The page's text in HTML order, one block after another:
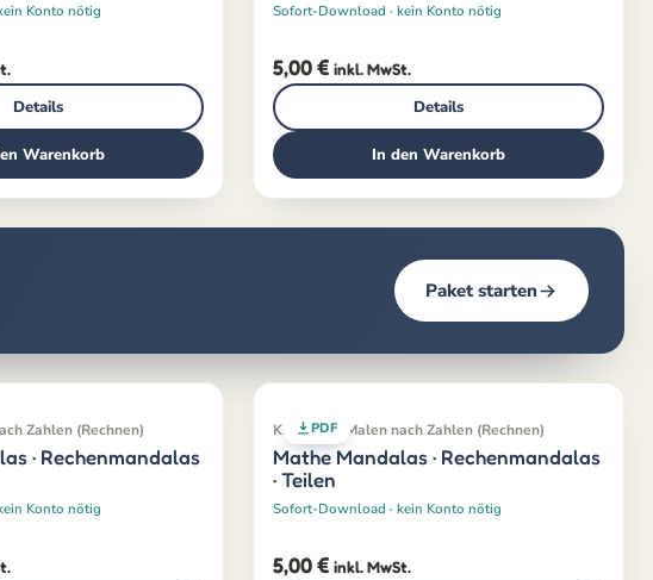
Konto nötig
Details
Warenkorb
Sofort-Download · kein Konto nötig
5,00€ inkl. MwSt.
Details
In den Warenkorb
Paket starten
Zahlen (Rechnen)
· Rechenmandalas
Konto nötig
PDF
Klassiker · Malen nach Zahlen (Rechnen)
Mathe Mandalas · Rechenmandalas
· Teilen
Sofort-Download · kein Konto nötig
5,00€ inkl. MwSt.